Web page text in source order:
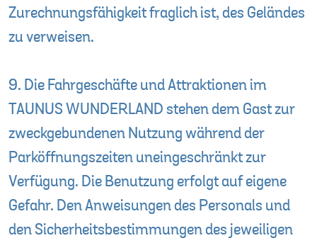
Zurechnungsfähigkeit fraglich ist, des Geländes
zu verweisen.
9. Die Fahrgeschäfte und Attraktionen im
TAUNUS WUNDERLAND stehen dem Gast zur
zweckgebundenen Nutzung während der
Parköffnungszeiten uneingeschränkt zur
Verfügung. Die Benutzung erfolgt auf eigene
Gefahr. Den Anweisungen des Personals und
den Sicherheitsbestimmungen des jeweiligen